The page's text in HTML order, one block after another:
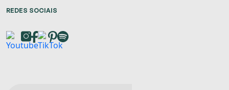
REDES SOCIAIS